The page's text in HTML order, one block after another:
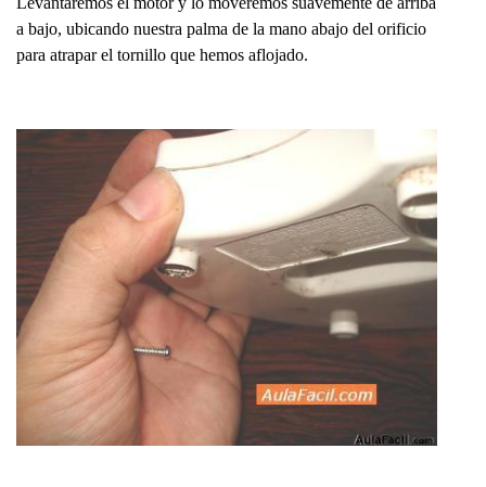
a bajo, ubicando nuestra palma de la mano abajo del orificio
para atrapar el tornillo que hemos aflojado.